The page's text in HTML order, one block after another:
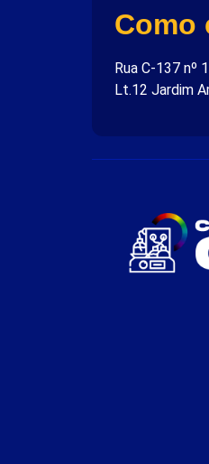
Como
Rua C-137 nº
Lt.12 Jardim